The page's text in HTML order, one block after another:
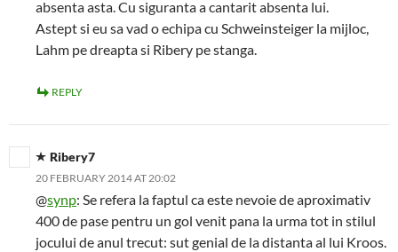
absenta asta. Cu siguranta a cantarit absenta lui.
Astept si eu sa vad o echipa cu Schweinsteiger la mijloc,
Lahm pe dreapta si Ribery pe stanga.
REPLY
Ribery7
20 FEBRUARY 2014 AT 20:02
@synp: Se refera la faptul ca este nevoie de aproximativ
400 de pase pentru un gol venit pana la urma tot in stilul
jocului de anul trecut: sut genial de la distanta al lui Kroos.